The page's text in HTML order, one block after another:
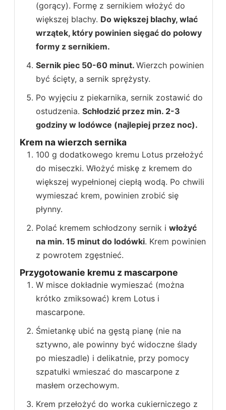
(gorący). Formę z sernikiem włożyć do
większej blachy. Do większej blachy, wlać
wrzątek, który powinien sięgać do połowy
formy z sernikiem.
Sernik piec 50-60 minut. Wierzch powinien
być ścięty, a sernik sprężysty.
Po wyjęciu z piekarnika, sernik zostawić do
ostudzenia. Schłodzić przez min. 2-3
godziny w lodówce (najlepiej przez noc).
Krem na wierzch sernika
100 g dodatkowego kremu Lotus przełożyć
do miseczki. Włożyć miskę z kremem do
większej wypełnionej ciepłą wodą. Po chwili
wymieszać krem, powinien zrobić się
płynny.
Polać kremem schłodzony sernik i włożyć
na min. 15 minut do lodówki. Krem powinien
z powrotem zgęstnieć.
Przygotowanie kremu z mascarpone
W misce dokładnie wymieszać (można
krótko zmiksować) krem Lotus i
mascarpone.
Śmietankę ubić na gęstą pianę (nie na
sztywno, ale powinny być widoczne ślady
po mieszadle) i delikatnie, przy pomocy
szpatułki wmieszać do mascarpone z
masłem orzechowym.
Krem przełożyć do worka cukierniczego z